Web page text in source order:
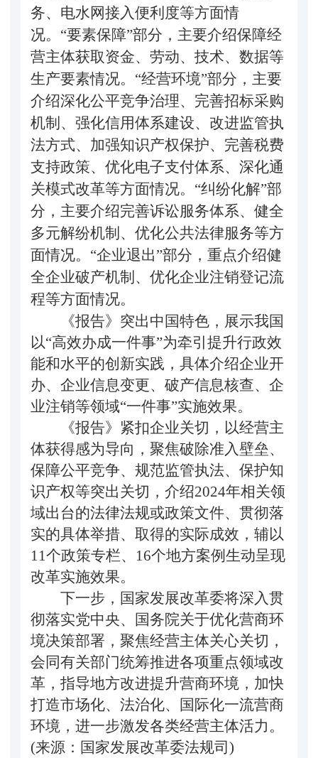
务、电水网接入便利度等方面情
况。“要素保障”部分，主要介绍保障经
营主体获取资金、劳动、技术、数据等
生产要素情况。“经营环境”部分，主要
介绍深化公平竞争治理、完善招标采购
机制、强化信用体系建设、改进监管执
法方式、加强知识产权保护、完善税费
支持政策、优化电子支付体系、深化通
关模式改革等方面情况。“纠纷化解”部
分，主要介绍完善诉讼服务体系、健全
多元解纷机制、优化公共法律服务等方
面情况。“企业退出”部分，重点介绍健
全企业破产机制、优化企业注销登记流
程等方面情况。
《报告》突出中国特色，展示我国
以“高效办成一件事”为牵引提升行政效
能和水平的创新实践，具体介绍企业开
办、企业信息变更、破产信息核查、企
业注销等领域“一件事”实施效果。
《报告》紧扣企业关切，以经营主
体获得感为导向，聚焦破除准入壁垒、
保障公平竞争、规范监管执法、保护知
识产权等突出关切，介绍2024年相关领
域出台的法律法规或政策文件、贯彻落
实的具体举措、取得的实际成效，辅以
11个政策专栏、16个地方案例生动呈现
改革实施效果。
下一步，国家发展改革委将深入贯
彻落实党中央、国务院关于优化营商环
境决策部署，聚焦经营主体关心关切，
会同有关部门统筹推进各项重点领域改
革，指导地方改进提升营商环境，加快
打造市场化、法治化、国际化一流营商
环境，进一步激发各类经营主体活力。
(来源：国家发展改革委法规司)